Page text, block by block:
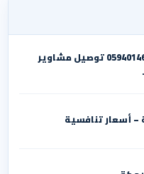
دباب نقل عفش جدة 0594014695 توصيل مشاوير
أسعار تنافسية